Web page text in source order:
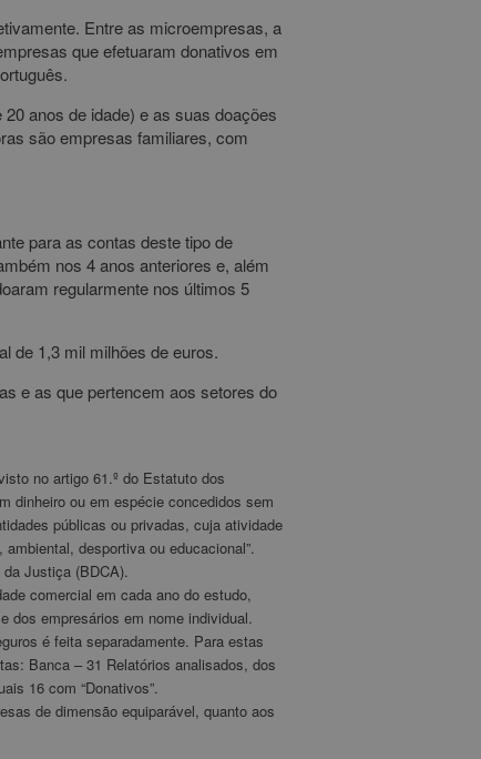
Entre as microempresas, a
que efetuaram donativos em
anos de idade) e as suas doações
são empresas familiares, com
para as contas deste tipo de
nos 4 anos anteriores e, além
regularmente nos últimos 5
de 1,3 mil milhões de euros.
e as que pertencem aos setores do
no artigo 61.º do Estatuto dos
dinheiro ou em espécie concedidos sem
públicas ou privadas, cuja atividade
desportiva ou educacional”.
Justiça (BDCA).
comercial em cada ano do estudo,
dos empresários em nome individual.
é feita separadamente. Para estas
Banca – 31 Relatórios analisados, dos
16 com “Donativos”.
de dimensão equiparável, quanto aos